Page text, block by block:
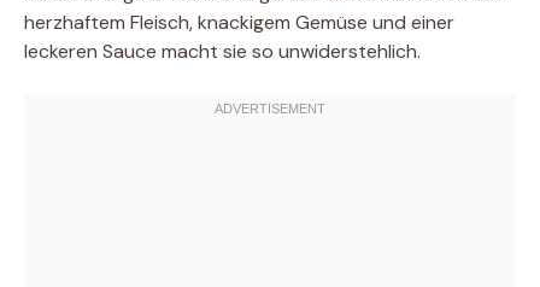
herzhaftem Fleisch, knackigem Gemüse und einer
leckeren Sauce macht sie so unwiderstehlich.